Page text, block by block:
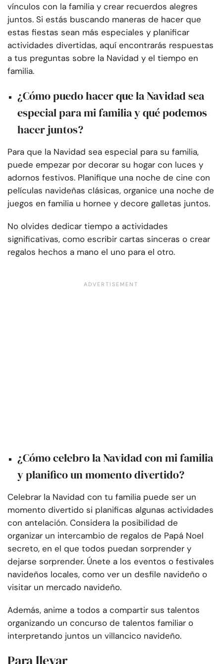
vínculos con la familia y crear recuerdos alegres
juntos. Si estás buscando maneras de hacer que
estas fiestas sean más especiales y planificar
actividades divertidas, aquí encontrarás respuestas
a tus preguntas sobre la Navidad y el tiempo en
familia.
¿Cómo puedo hacer que la Navidad sea
especial para mi familia y qué podemos
hacer juntos?
Para que la Navidad sea especial para su familia,
puede empezar por decorar su hogar con luces y
adornos festivos. Planifique una noche de cine con
películas navideñas clásicas, organice una noche de
juegos en familia u hornee y decore galletas juntos.
No olvides dedicar tiempo a actividades
significativas, como escribir cartas sinceras o crear
regalos hechos a mano el uno para el otro.
¿Cómo celebro la Navidad con mi familia
y planifico un momento divertido?
Celebrar la Navidad con tu familia puede ser un
momento divertido si planificas algunas actividades
con antelación. Considera la posibilidad de
organizar un intercambio de regalos de Papá Noel
secreto, en el que todos puedan sorprender y
dejarse sorprender. Únete a los eventos o festivales
navideños locales, como ver un desfile navideño o
visitar un mercado navideño.
Además, anime a todos a compartir sus talentos
organizando un concurso de talentos familiar o
interpretando juntos un villancico navideño.